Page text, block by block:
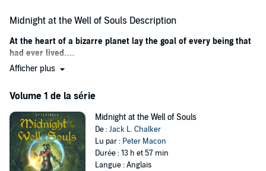
Midnight at the Well of Souls Description
At the heart of a bizarre planet lay the goal of every being that
had ever lived.…
Below average in height and unprepossessing in appearance,
passengers and cargo for a living - hardly the sort of person to hold
But when Nathan detours from his route to answer a distress call, a
hidden stargate hurls him and his passengers to the Well World, the
master control planet for the cosmos. Billions of years ago, a godlike
race unlocked all the secrets of space and time and remade the
Afficher plus
Volume 1 de la série
Midnight at the Well of Souls
De :Jack L. Chalker
Lu par : Peter Macon
Durée : 13 h et 57 min
Langue : Anglais